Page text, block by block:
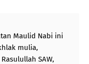
Maulid Nabi ini
mulia,
SAW,